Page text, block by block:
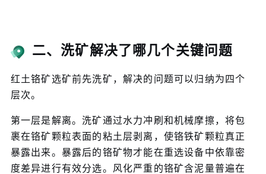
二、洗矿解决了哪几个关键问题
红土铬矿选矿前先洗矿，解决的问题可以归纳为四个
层次。
第一层是解离。洗矿通过水力冲刷和机械摩擦，将包
裹在铬矿颗粒表面的粘土层剥离，使铬铁矿颗粒真正
暴露出来。暴露后的铬矿物才能在重选设备中依靠密
度差异进行有效分选。风化严重的铬矿含泥量普遍在